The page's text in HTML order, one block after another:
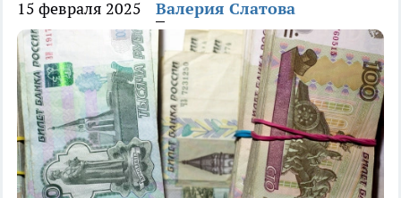
15 февраля 2025 Валерия Слатова